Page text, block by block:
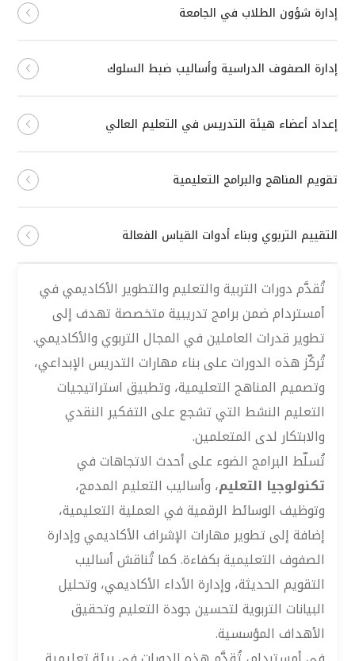
إدارة شؤون الطلاب في الجامعة
إدارة الصفوف الدراسية وأساليب ضبط السلوك
إعداد أعضاء هيئة التدريس في التعليم العالي
تقويم المناهج والبرامج التعليمية
التقييم التربوي وبناء أدوات القياس الفعالة
تُقدَّم دورات التربية والتعليم والتطوير الأكاديمي في
أمستردام ضمن برامج تدريبية متخصصة تهدف إلى
تطوير قدرات العاملين في المجال التربوي والأكاديمي.
تُركّز هذه الدورات على بناء مهارات التدريس الإبداعي،
وتصميم المناهج التعليمية، وتطبيق استراتيجيات
التعليم النشط التي تشجع على التفكير النقدي
والابتكار لدى المتعلمين.
تُسلّط البرامج الضوء على أحدث الاتجاهات في
تكنولوجيا التعليم، وأساليب التعليم المدمج،
وتوظيف الوسائط الرقمية في العملية التعليمية،
إضافة إلى تطوير مهارات الإشراف الأكاديمي وإدارة
الصفوف التعليمية بكفاءة. كما تُناقش أساليب
التقويم الحديثة، وإدارة الأداء الأكاديمي، وتحليل
البيانات التربوية لتحسين جودة التعليم وتحقيق
الأهداف المؤسسية.